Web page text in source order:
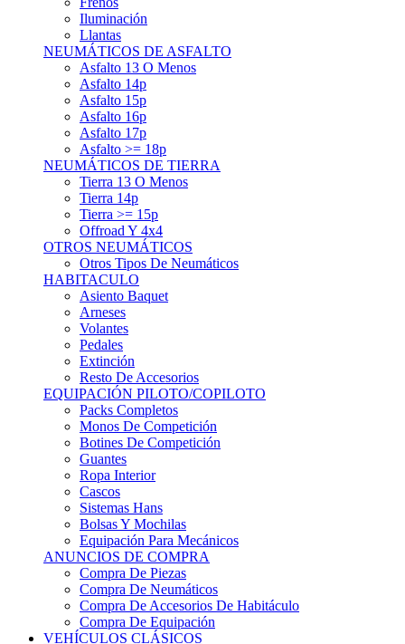
Iluminación
Llantas
NEUMÁTICOS DE ASFALTO
Asfalto 13 O Menos
Asfalto 14p
Asfalto 15p
Asfalto 16p
Asfalto 17p
Asfalto >= 18p
NEUMÁTICOS DE TIERRA
Tierra 13 O Menos
Tierra 14p
Tierra >= 15p
Offroad Y 4x4
OTROS NEUMÁTICOS
Otros Tipos De Neumáticos
HABITACULO
Asiento Baquet
Arneses
Volantes
Pedales
Extinción
Resto De Accesorios
EQUIPACIÓN PILOTO/COPILOTO
Packs Completos
Monos De Competición
Botines De Competición
Guantes
Ropa Interior
Cascos
Sistemas Hans
Bolsas Y Mochilas
Equipación Para Mecánicos
ANUNCIOS DE COMPRA
Compra De Piezas
Compra De Neumáticos
Compra De Accesorios De Habitáculo
Compra De Equipación
VEHÍCULOS CLÁSICOS